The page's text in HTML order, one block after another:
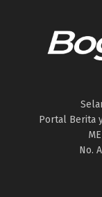
Portal Berita
No.